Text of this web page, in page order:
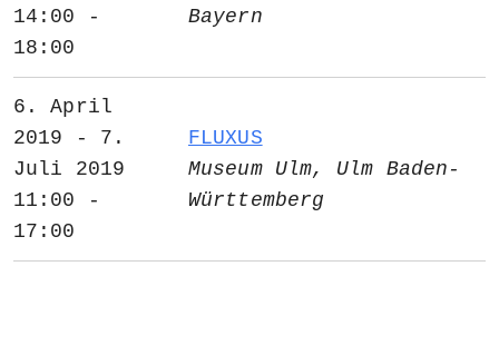
14:00 -
18:00
Bayern
6. April
2019 - 7.
Juli 2019
11:00 -
17:00
FLUXUS
Museum Ulm, Ulm Baden-
Württemberg